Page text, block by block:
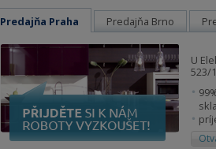
Predajňa Praha Predajňa Brno
U
523/